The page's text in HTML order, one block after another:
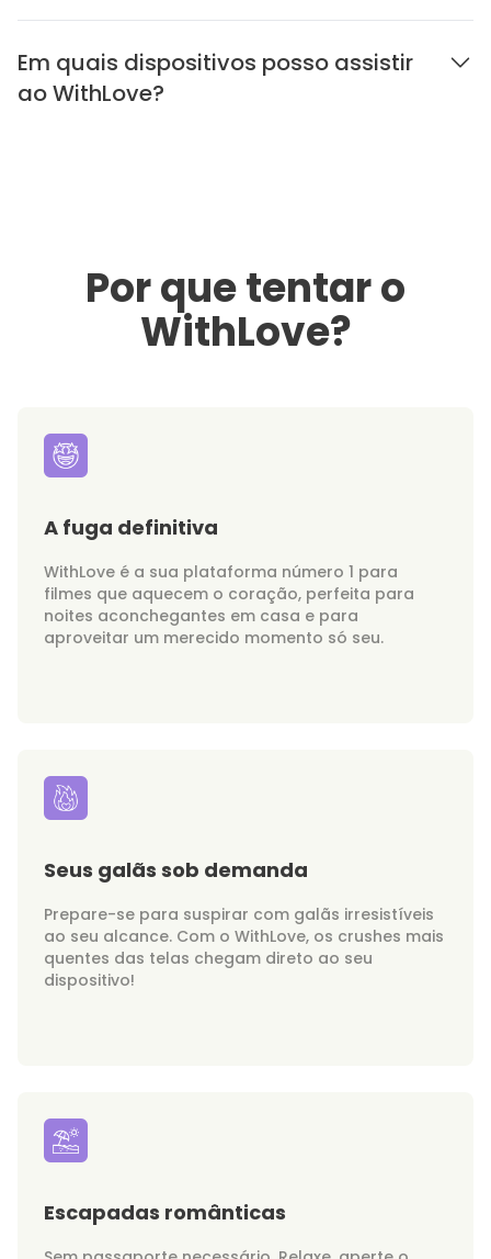
Em quais dispositivos posso assistir
ao WithLove?
Por que tentar o
WithLove?
A fuga definitiva
WithLove é a sua plataforma número 1 para
filmes que aquecem o coração, perfeita para
noites aconchegantes em casa e para
aproveitar um merecido momento só seu.
Seus galãs sob demanda
Prepare-se para suspirar com galãs irresistíveis
ao seu alcance. Com o WithLove, os crushes mais
quentes das telas chegam direto ao seu
dispositivo!
Escapadas românticas